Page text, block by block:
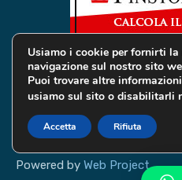
© 2019 Global Services
Privacy e Cookie
Powered by Web Project
Usiamo i cookie per fornirti
navigazione sul nostro sito
Puoi trovare altre
usiamo sul sito o disabilitarli
Accetta Rifiuta